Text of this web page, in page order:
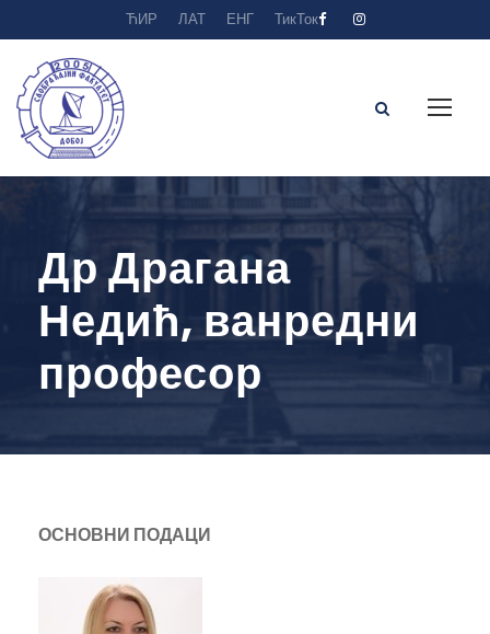
ЋИР ЛАТ ЕНГ ТикТок
Др Драгана
Недић, ванредни
професор
ОСНОВНИ ПОДАЦИ